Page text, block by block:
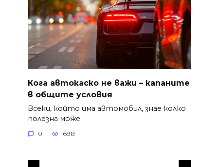
Кога автокаско не важи – капаните
в общите условия
Всеки, който има автомобил, знае колко
полезна може
0 698